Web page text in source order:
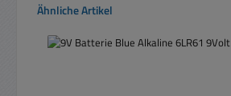
Produktgalerie überspringen
Ähnliche Artikel